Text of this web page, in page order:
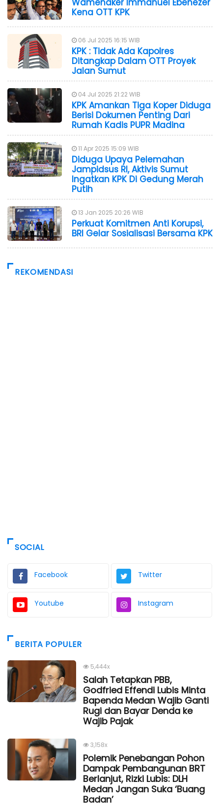
Kena OTT KPK
06 Jul 2025 16:15 WIB
KPK : Tidak Ada Kapolres
Ditangkap Dalam OTT Proyek
Jalan Sumut
04 Jul 2025 21:22 WIB
KPK Amankan Tiga Koper Diduga
Berisi Dokumen Penting Dari
Rumah Kadis PUPR Madina
11 Apr 2025 15:09 WIB
Diduga Upaya Pelemahan
Jampidsus RI, Aktivis Sumut
Ingatkan KPK Di Gedung Merah
Putih
13 Jan 2025 20:26 WIB
Perkuat Komitmen Anti Korupsi,
BRI Gelar Sosialisasi Bersama KPK
REKOMENDASI
SOCIAL
Facebook Twitter
Youtube Instagram
BERITA POPULER
5,444x
Salah Tetapkan PBB,
Godfried Effendi Lubis Minta
Bapenda Medan Wajib Ganti
Rugi dan Bayar Denda ke
Wajib Pajak
3,158x
Polemik Penebangan Pohon
Dampak Pembangunan BRT
Berlanjut, Rizki Lubis: DLH
Medan Jangan Suka ‘Buang
Badan’